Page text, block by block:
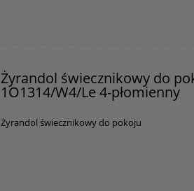
Żyrandol świecznikowy do
1O1314/W4/Le 4-płomienny
Żyrandol świecznikowy do pokoju